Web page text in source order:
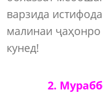
варзида
малинаи
кунед!
2.